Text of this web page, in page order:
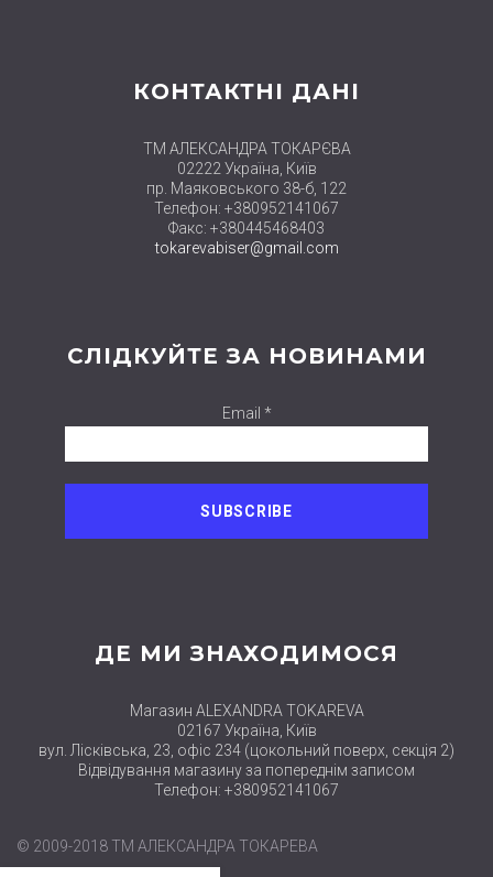
КОНТАКТНІ ДАНІ
ТМ АЛЕКСАНДРА ТОКАРЄВА
02222 Україна, Київ
пр. Маяковського 38-б, 122
Телефон: +380952141067
Факс: +380445468403
tokarevabiser@gmail.com
СЛІДКУЙТЕ ЗА НОВИНАМИ
Email *
ДЕ МИ ЗНАХОДИМОСЯ
Магазин ALEXANDRA TOKAREVA
02167 Україна, Київ
вул. Лісківська, 23, офіс 234 (цокольний поверх, секція 2)
Відвідування магазину за попереднім записом
Телефон: +380952141067
© 2009-2018 ТМ АЛЕКСАНДРА ТОКАРЕВА
close